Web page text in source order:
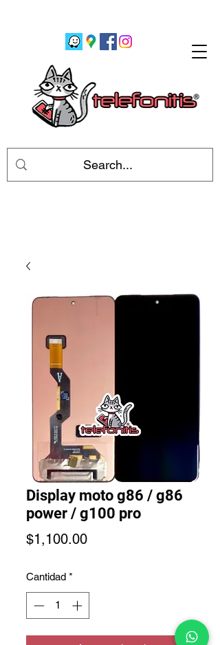
Display moto g86 / g86
power / g100 pro
$1,100.00Precio
Cantidad *